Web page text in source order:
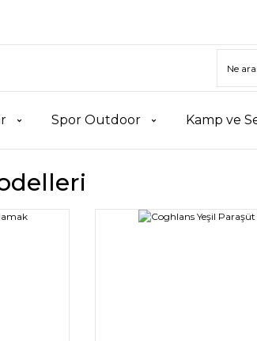
Spor Outdoor Kamp ve